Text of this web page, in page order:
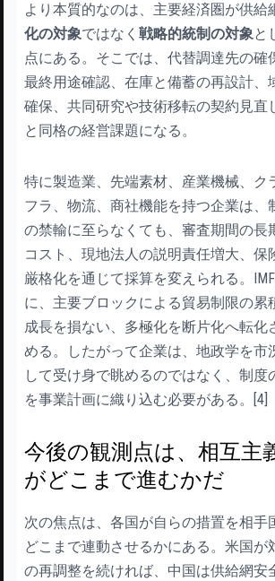
より本質的なのは、主要経済圏が供給
化の対象ではなく 戦略的統制の対象と
点にある。そこでは、代替調達先の確
最終用途確認、在庫と備蓄の再設計、
確保、共同研究や技術移転の契約見直
と同格の経営課題になる。
特に製造業、先端素材、産業機械、ク
フラ、物流、商社機能を持つ企業は、
の禁輸に至らなくても、審査期間の長
コスト、現地法人の説明責任増大、保
厳格化を通じて採算を変えられる。
に、主要ブロックによる貿易制限の累
成長を損ない、多極化を断片化へ転化
める。したがって企業は、地政学を市
して受け身で眺めるのではなく、制度
を事業計画に織り込む必要がある。[4]
今後の観測点は、相互主
がどこまで進むかだ
次の焦点は、各国が自らの措置を相手
どこまで連動させるかにある。米国が
の再調整を続ければ、中国は供給網安